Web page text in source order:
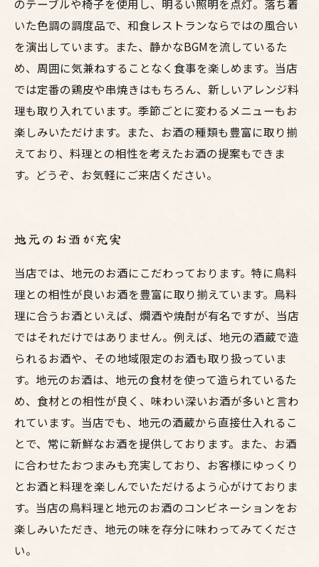
のテーブルや椅子を使用し、明るい照明を点灯。落ち着
いた色調の調度品で、和食レストランならではの風合い
を演出しています。また、静かなBGMを流しているた
め、周囲に気兼ねすることなく食事を楽しめます。当店
では定番の鶏皮や串焼きはもちろん、新しいアレンジ料
理も取り入れています。季節ごとに変わるメニューもお
楽しみいただけます。また、お酒の種類も豊富に取り揃
えており、料理との相性を考えたお酒の提案もできま
す。どうぞ、お気軽にご来店ください。
地元のお酒が充実
当店では、地元のお酒にこだわっております。特に鳥料
理との相性が良いお酒を豊富に取り揃えています。鳥料
理に合うお酒といえば、燗酒や焼酎が有名ですが、当店
ではそれだけではありません。例えば、地元の酒蔵で造
られるお酒や、その地域限定のお酒も取り扱っていま
す。地元のお酒は、地元の食材を使って造られているた
め、食材との相性が良く、味わい深いお酒が多いと言わ
れています。当店でも、地元の酒蔵から直接仕入れるこ
とで、常に新鮮なお酒を提供しております。また、お酒
に合わせたおつまみも充実しており、お客様にゆっくり
とお酒と料理を楽しんでいただけるよう心がけておりま
す。当店の鳥料理と地元のお酒のコンビネーションをお
楽しみいただき、地元の味を存分に味わってみてくださ
い。